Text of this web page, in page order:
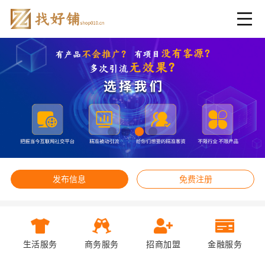
发布信息 免费注册
生活服务 商务服务 招商加盟 金融服务